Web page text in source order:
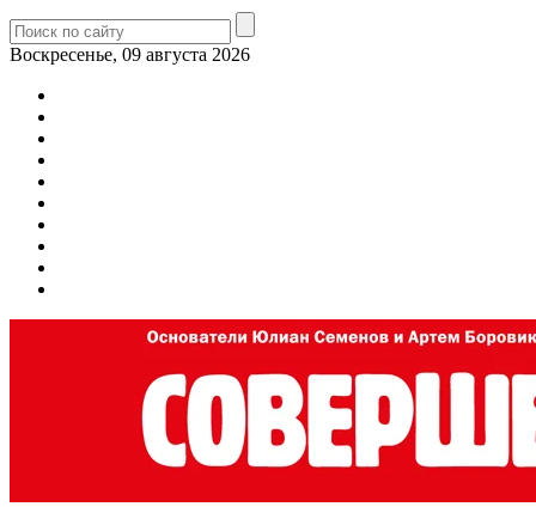
Воскресенье, 09 августа 2026